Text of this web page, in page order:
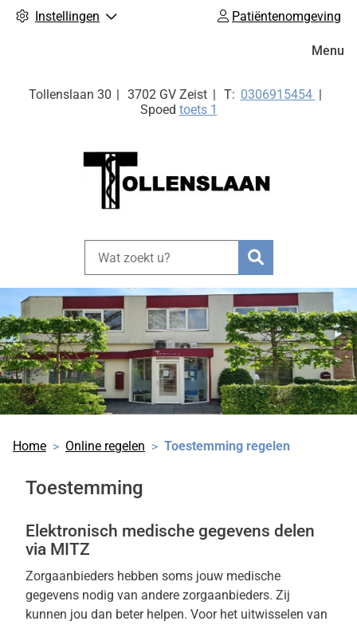
Instellingen Patiëntenomgeving
Tollenslaan 30 3702 GV Zeist Tel:
0306915454
Spoed toets 1
Zoeken
Menu
Home Online regelen Toestemming regelen
Toestemming
Elektronisch medische gegevens delen
via MITZ
Zorgaanbieders hebben soms jouw medische
gegevens nodig van andere zorgaanbieders. Zij
kunnen jou dan beter helpen. Voor het uitwisselen van